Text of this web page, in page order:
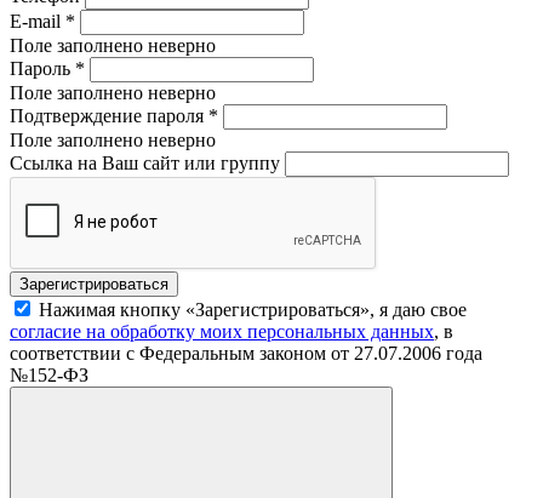
E-mail *
Поле заполнено неверно
Пароль *
Поле заполнено неверно
Подтверждение пароля *
Поле заполнено неверно
Ссылка на Ваш сайт или группу
Нажимая кнопку «Зарегистрироваться», я даю свое
согласие на обработку моих персональных данных, в
соответствии с Федеральным законом от 27.07.2006 года
№152-ФЗ